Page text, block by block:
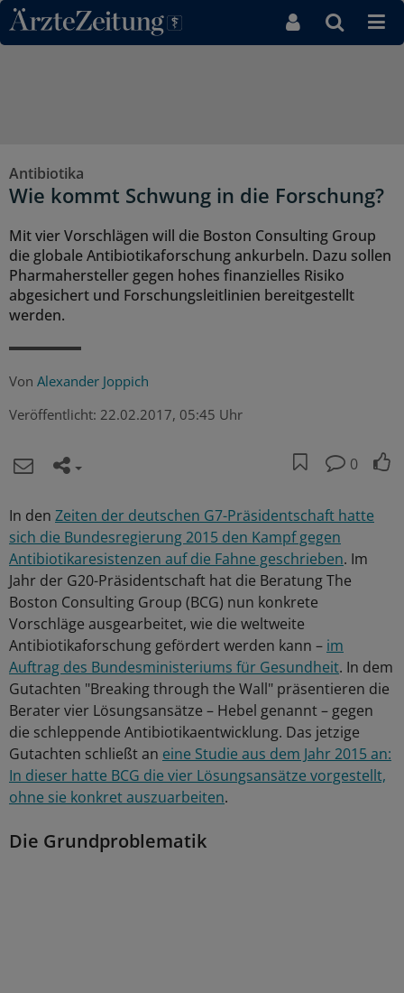
Direkt zum Inhaltsbereich
Antibiotika
Wie kommt Schwung in die Forschung?
Mit vier Vorschlägen will die Boston Consulting Group
die globale Antibiotikaforschung ankurbeln. Dazu sollen
Pharmahersteller gegen hohes finanzielles Risiko
abgesichert und Forschungsleitlinien bereitgestellt
werden.
Von Alexander Joppich
Veröffentlicht: 22.02.2017, 05:45 Uhr
0
In den Zeiten der deutschen G7-Präsidentschaft hatte
sich die Bundesregierung 2015 den Kampf gegen
Antibiotikaresistenzen auf die Fahne geschrieben. Im
Jahr der G20-Präsidentschaft hat die Beratung The
Boston Consulting Group (BCG) nun konkrete
Vorschläge ausgearbeitet, wie die weltweite
Antibiotikaforschung gefördert werden kann – im
Auftrag des Bundesministeriums für Gesundheit. In dem
Gutachten "Breaking through the Wall" präsentieren die
Berater vier Lösungsansätze – Hebel genannt – gegen
die schleppende Antibiotikaentwicklung. Das jetzige
Gutachten schließt an eine Studie aus dem Jahr 2015 an:
In dieser hatte BCG die vier Lösungsansätze vorgestellt,
ohne sie konkret auszuarbeiten.
Die Grundproblematik